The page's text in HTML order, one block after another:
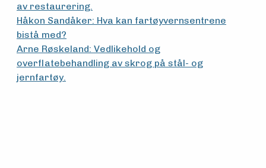
av restaurering.
Håkon Sandåker: Hva kan fartøyvernsentrene
bistå med?
Arne Røskeland: Vedlikehold og
overflatebehandling av skrog på stål- og
jernfartøy.